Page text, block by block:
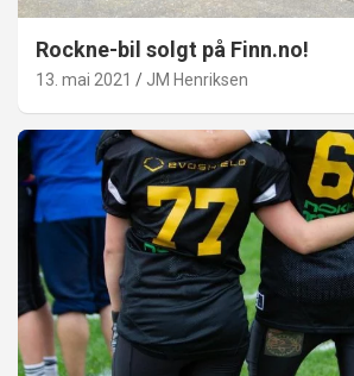
Rockne-bil solgt på Finn.no!
13. mai 2021 JM Henriksen